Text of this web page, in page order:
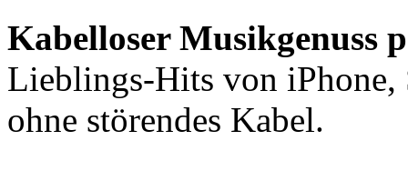
Kabelloser Musikgenuss
Lieblings-Hits von iPhone,
ohne störendes Kabel.